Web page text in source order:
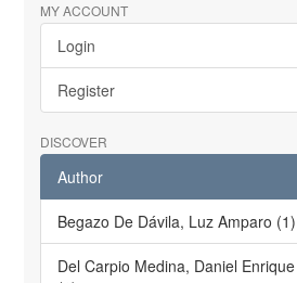
MY ACCOUNT
Login
Register
DISCOVER
Author
Begazo De Dávila, Luz Amparo (1)
Del Carpio Medina, Daniel Enrique